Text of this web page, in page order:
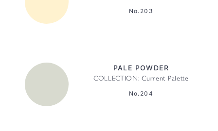
No.203
PALE POWDER
COLLECTION: Current Palette
No.204